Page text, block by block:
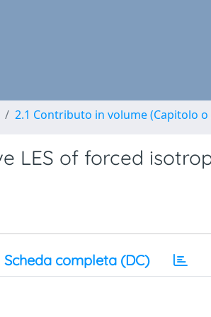
2.1 Contributo in volume (Capitolo o
LES of forced
Scheda completa (DC)